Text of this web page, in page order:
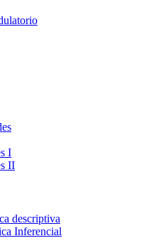
I
II
descriptiva
Inferencial